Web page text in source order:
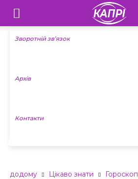
Телебачення
«Капрі»
Новини
Зворотній зв’язок
Архів
Контакти
додому Цікаво знати Гороскоп